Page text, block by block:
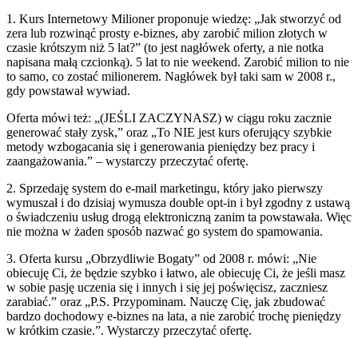
1. Kurs Internetowy Milioner proponuje wiedzę: „Jak stworzyć od
zera lub rozwinąć prosty e-biznes, aby zarobić milion złotych w
czasie krótszym niż 5 lat?” (to jest nagłówek oferty, a nie notka
napisana małą czcionką). 5 lat to nie weekend. Zarobić milion to nie
to samo, co zostać milionerem. Nagłówek był taki sam w 2008 r.,
gdy powstawał wywiad.
Oferta mówi też: „(JEŚLI ZACZYNASZ) w ciągu roku zacznie
generować stały zysk,” oraz „To NIE jest kurs oferujący szybkie
metody wzbogacania się i generowania pieniędzy bez pracy i
zaangażowania.” – wystarczy przeczytać ofertę.
2. Sprzedaję system do e-mail marketingu, który jako pierwszy
wymuszał i do dzisiaj wymusza double opt-in i był zgodny z ustawą
o świadczeniu usług drogą elektroniczną zanim ta powstawała. Więc
nie można w żaden sposób nazwać go system do spamowania.
3. Oferta kursu „Obrzydliwie Bogaty” od 2008 r. mówi: „Nie
obiecuję Ci, że będzie szybko i łatwo, ale obiecuję Ci, że jeśli masz
w sobie pasję uczenia się i innych i się jej poświęcisz, zaczniesz
zarabiać.” oraz „P.S. Przypominam. Nauczę Cię, jak zbudować
bardzo dochodowy e-biznes na lata, a nie zarobić trochę pieniędzy
w krótkim czasie.”. Wystarczy przeczytać ofertę.